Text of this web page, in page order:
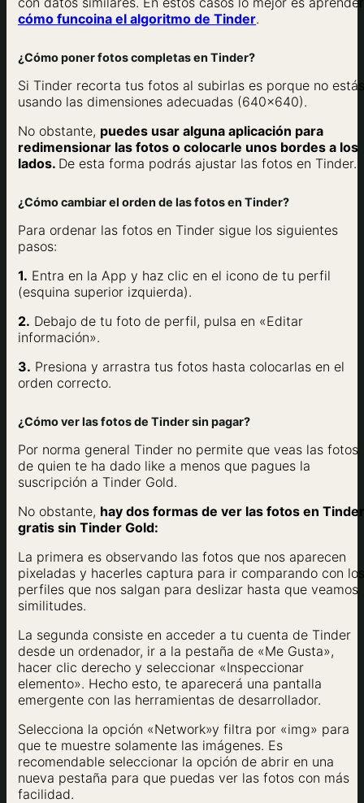
cómo funcoina el algoritmo de Tinder.
¿Cómo poner fotos completas en Tinder?
Si Tinder recorta tus fotos al subirlas es porque no estás
usando las dimensiones adecuadas (640×640).
No obstante, puedes usar alguna aplicación para
redimensionar las fotos o colocarle unos bordes a los
lados. De esta forma podrás ajustar las fotos en Tinder.
¿Cómo cambiar el orden de las fotos en Tinder?
Para ordenar las fotos en Tinder sigue los siguientes
pasos:
1. Entra en la App y haz clic en el icono de tu perfil
(esquina superior izquierda).
2. Debajo de tu foto de perfil, pulsa en «Editar
información».
3. Presiona y arrastra tus fotos hasta colocarlas en el
orden correcto.
¿Cómo ver las fotos de Tinder sin pagar?
Por norma general Tinder no permite que veas las fotos
de quien te ha dado like a menos que pagues la
suscripción a Tinder Gold.
No obstante, hay dos formas de ver las fotos en Tinder
gratis sin Tinder Gold:
La primera es observando las fotos que nos aparecen
pixeladas y hacerles captura para ir comparando con los
perfiles que nos salgan para deslizar hasta que veamos
similitudes.
La segunda consiste en acceder a tu cuenta de Tinder
desde un ordenador, ir a la pestaña de «Me Gusta»,
hacer clic derecho y seleccionar «Inspeccionar
elemento». Hecho esto, te aparecerá una pantalla
emergente con las herramientas de desarrollador.
Selecciona la opción «Network»y filtra por «img» para
que te muestre solamente las imágenes. Es
recomendable seleccionar la opción de abrir en una
nueva pestaña para que puedas ver las fotos con más
facilidad.